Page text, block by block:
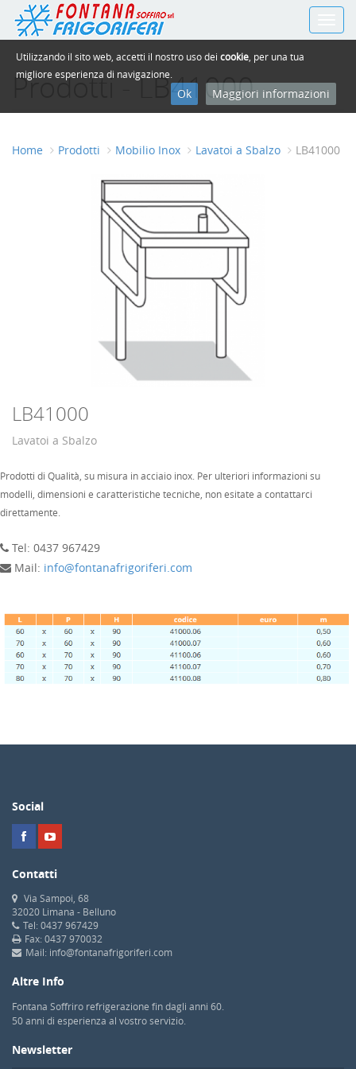
Prodotti - LB41000
Home Prodotti Mobilio Inox Lavatoi a Sbalzo LB41000
LB41000
Lavatoi a Sbalzo
Prodotti di Qualità, su misura in acciaio inox. Per ulteriori informazioni su
modelli, dimensioni e caratteristiche tecniche, non esitate a contattarci
direttamente.
Tel: 0437 967429
Mail: info@fontanafrigoriferi.com
Social
Contatti
Via Sampoi, 68
32020 Limana - Belluno
Tel: 0437 967429
Fax: 0437 970032
Mail: info@fontanafrigoriferi.com
Altre Info
Fontana Soffriro refrigerazione fin dagli anni 60.
50 anni di esperienza al vostro servizio.
Newsletter
Utilizzando il sito web, accetti il nostro uso dei cookie , per una tua
migliore esperienza di navigazione.
Maggiori informazioni
Ok